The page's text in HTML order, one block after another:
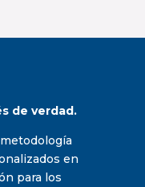
de verdad.
en
para los